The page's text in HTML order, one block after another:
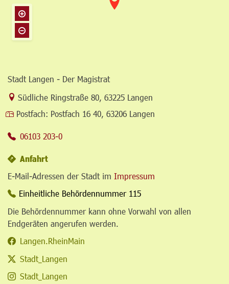
Stadt Langen - Der Magistrat
Link zur Google-Maps Navigation
Südliche Ringstraße 80 63225 Langen
Postfach: Postfach 16 40, 63206 Langen
06103 203-0
Anfahrt
E-Mail-Adressen der Stadt im Impressum
Einheitliche Behördennummer 115
Die Behördennummer kann ohne Vorwahl von allen
Endgeräten angerufen werden.
Langen.RheinMain
Stadt_Langen
Stadt_Langen